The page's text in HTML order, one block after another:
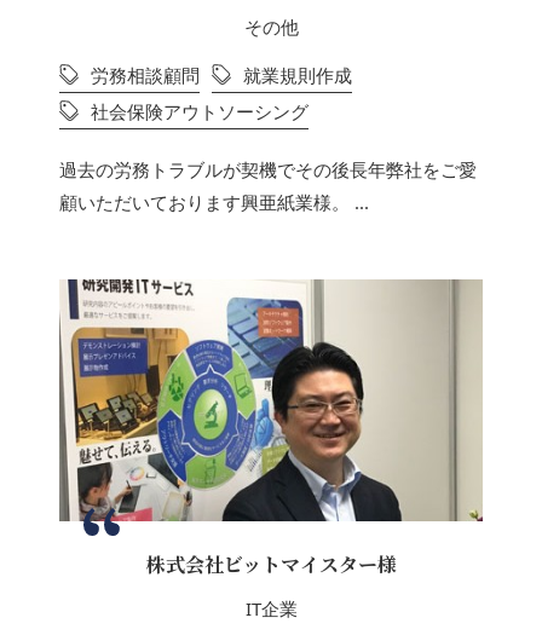
その他
労務相談顧問
就業規則作成
社会保険アウトソーシング
過去の労務トラブルが契機でその後長年弊社をご愛
顧いただいております興亜紙業様。 ...
株式会社ビットマイスター様
IT企業